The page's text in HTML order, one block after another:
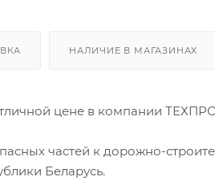
НАЛИЧИЕ В МАГАЗИНАХ
цене в компании
частей к дорожно-
Беларусь.